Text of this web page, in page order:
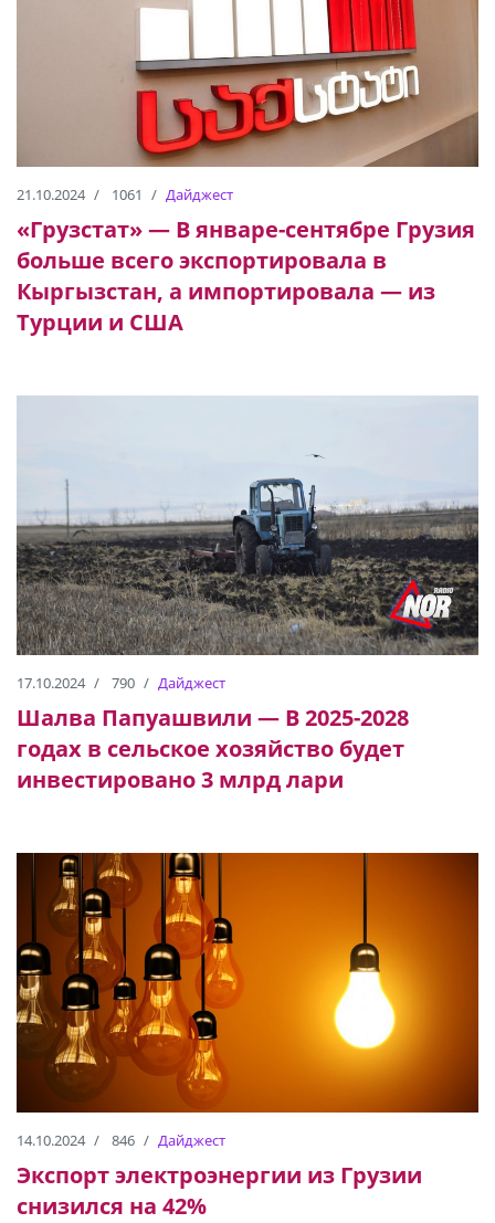
21.10.2024 1061 Дайджест
«Грузстат» — В январе-сентябре Грузия
больше всего экспортировала в
Кыргызстан, а импортировала — из
Турции и США
17.10.2024 790 Дайджест
Шалва Папуашвили — В 2025-2028
годах в сельское хозяйство будет
инвестировано 3 млрд лари
14.10.2024 846 Дайджест
Экспорт электроэнергии из Грузии
снизился на 42%